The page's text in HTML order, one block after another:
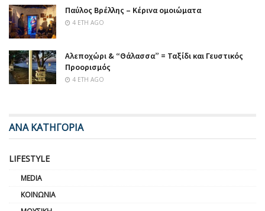
Παύλος Βρέλλης – Κέρινα ομοιώματα
4 ΈΤΗ AGO
Αλεποχώρι & “Θάλασσα” = Ταξίδι και Γευστικός
Προορισμός
4 ΈΤΗ AGO
ΑΝΑ ΚΑΤΗΓΟΡΙΑ
LIFESTYLE
MEDIA
ΚΟΙΝΩΝΊΑ